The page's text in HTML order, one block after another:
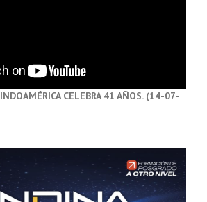
INDOAMÉRICA CELEBRA 41 AÑOS. (14-07-